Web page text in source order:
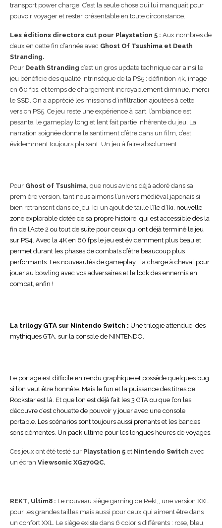
transport power charge. C’est la seule chose qui lui manquait pour
pouvoir voyager et rester présentable en toute circonstance.
Les éditions directors cut pour Playstation 5 : Aux nombres de
deux en cette fin d’année avec Ghost Of Tsushima et Death
Stranding.
Pour Death Stranding c’est un gros update technique car ainsi le
jeu bénéficie des qualité intrinsèque de la PS5 : définition 4k, image
en 60 fps, et temps de chargement incroyablement diminué, merci
le SSD. On a apprécié les missions d’infiltration ajoutées à cette
version PS5. Ce jeu reste une expérience à part, l’ambiance est
pesante, le gameplay long et lent fait partie inhérente du jeu. La
narration soignée donne le sentiment d’être dans un film, c’est
évidemment toujours plaisant. Un jeu à faire absolument.
Pour Ghost of Tsushima , que nous avions déjà adoré dans sa
première version, tant nous aimons l’univers médiéval japonais si
bien retranscrit dans ce jeu. Ici un ajout de taille l’île d’Iki, nouvelle
zone explorable dotée de sa propre histoire, qui est accessible dès la
fin de l’Acte 2 ou tout de suite pour ceux qui ont déjà terminé le jeu
sur PS4. Avec la 4K en 60 fps le jeu est évidemment plus beau et
permet durant les phases de combats d’être beaucoup plus
performants. Les nouveautés de gameplay : la charge à cheval pour
jouer au bowling avec vos adversaires et le lock des ennemis en
combat, enfin !
La trilogy GTA sur Nintendo Switch : Une trilogie attendue, des
mythiques GTA, sur la console de NINTENDO.
Le portage est difficile en rendu graphique et possède quelques bug
si l’on veut être honnête. Mais le fun et la puissance des titres de
Rockstar est là. Et que l’on est déjà fait les 3 GTA ou que l’on les
découvre c’est chouette de pouvoir y jouer avec une console
portable. Les scénarios sont toujours aussi prenants et les bandes
sons démentes. Un pack ultime pour les longues heures de voyages.
Ces jeux ont été testé sur Playstation 5 et Nintendo Switch avec
un écran Viewsonic XG270QC.
REKT, Ultim8 : Le nouveau siège gaming de Rekt,, une version XXL
pour les grandes tailles mais aussi pour ceux qui aiment être dans
un confort XXL. Le siège existe dans 6 coloris diffèrents : rose, bleu,